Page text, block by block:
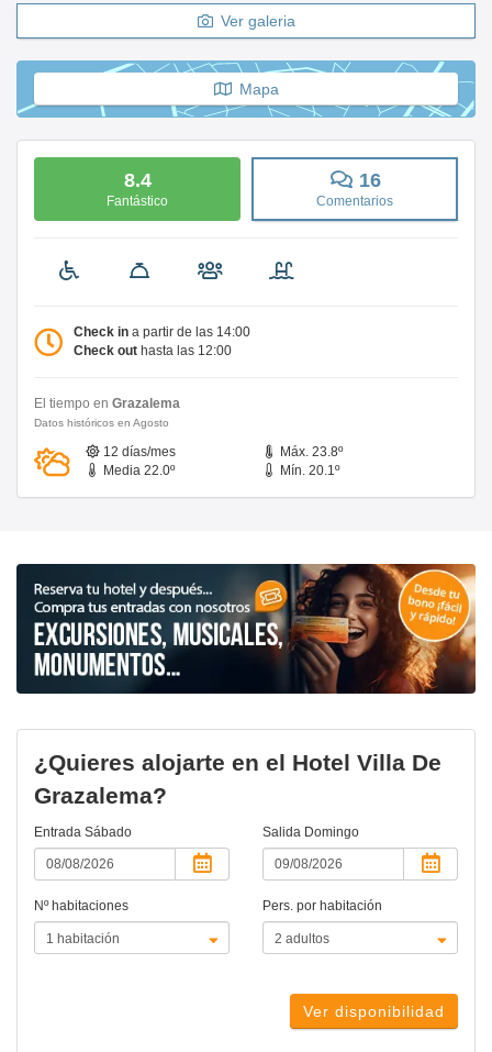
Ver galeria
Mapa
8.4
Fantástico
16
Comentarios
Check in a partir de las 14:00
Check out hasta las 12:00
El tiempo en Grazalema
Datos históricos en Agosto
12 días/mes
Máx. 23.8º
Media 22.0º
Mín. 20.1º
¿Quieres alojarte en el Hotel Villa De
Grazalema?
Entrada Sábado Salida Domingo
Nº habitaciones Pers. por habitación
Ver disponibilidad